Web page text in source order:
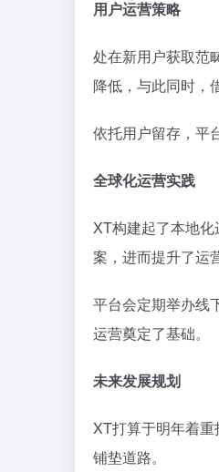
用户运营策略
处在新用户获取范
降低，与此同时，
依托用户留存，平
全球化运营实践
XT构建起了本地
案，进而提升了运
平台会定期举办线
运营奠定了基础。
未来发展规划
XT打算于明年着
铺垫道路。